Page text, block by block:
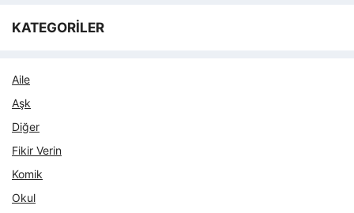
KATEGORİLER
Aile
Aşk
Diğer
Fikir Verin
Komik
Okul